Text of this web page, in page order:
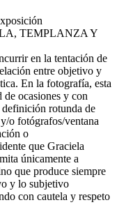
TEMPLANZA Y
en la tentación de
entre objetivo y
En la fotografía, esta
de ocasiones y con
definición rotunda de
o fotógrafos/ventana
o
que Graciela
únicamente a
que produce siempre
y lo subjetivo
con cautela y respeto